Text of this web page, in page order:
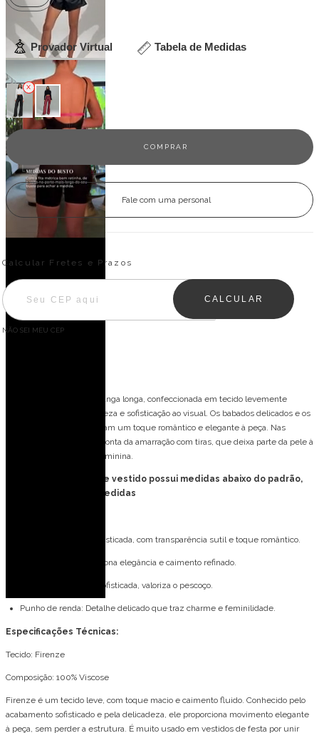
Provador Virtual Tabela de Medidas
Veja outras opções
Fale com uma personal
Entregas para o CEP:
Calcular Fretes e Prazos
CALCULAR
NÃO SEI MEU CEP
Blusa de gola alta com manga longa, confeccionada em tecido levemente
transparente que traz leveza e sofisticação ao visual. Os babados delicados e os
punhos em renda adicionam um toque romântico e elegante à peça. Nas
costas, o charme fica por conta da amarração com tiras, que deixa parte da pele à
mostra de forma sutil e feminina.
FORMA PEQUENA: esse vestido possui medidas abaixo do padrão,
consulte tabela de medidas
Blusa: Peça leve e sofisticada, com transparência sutil e toque romântico.
Manga longa: Proporciona elegância e caimento refinado.
Gola alta: Clássica e sofisticada, valoriza o pescoço.
Punho de renda: Detalhe delicado que traz charme e feminilidade.
Especificações Técnicas:
Tecido: Firenze
Composição: 100% Viscose
Firenze é um tecido leve, com toque macio e caimento fluido. Conhecido pelo
acabamento sofisticado e pela delicadeza, ele proporciona movimento elegante
à peça, sem perder a estrutura. É muito usado em vestidos de festa por unir